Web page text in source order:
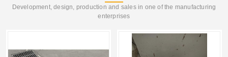
Development, design, production and sales in one of the manufacturing
enterprises